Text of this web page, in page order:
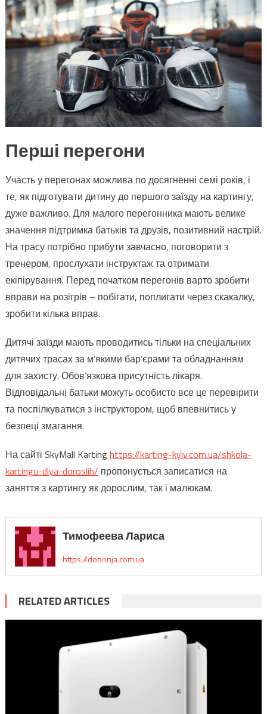
Перші перегони
Участь у перегонах можлива по досягненні семі років, і
те, як підготувати дитину до першого заїзду на картингу,
дуже важливо. Для малого перегонника мають велике
значення підтримка батьків та друзів, позитивний настрій.
На трасу потрібно прибути завчасно, поговорити з
тренером, прослухати інструктаж та отримати
екіпірування. Перед початком перегонів варто зробити
вправи на розігрів – побігати, поплигати через скакалку,
зробити кілька вправ.
Дитячі заїзди мають проводитись тільки на спеціальних
дитячих трасах за м’якими бар’єрами та обладнанням
для захисту. Обов’язкова присутність лікаря.
Відповідальні батьки можуть особисто все це перевірити
та поспілкуватися з інструктором, щоб впевнитись у
безпеці змагання.
На сайті SkyMall Kartinghttps://karting-kyiv.com.ua/shkola-
kartingu-dlya-doroslih/ пропонується записатися на
заняття з картингу як дорослим, так і малюкам.
Тимофеева Лариса
https://dobrinja.com.ua
RELATED ARTICLES